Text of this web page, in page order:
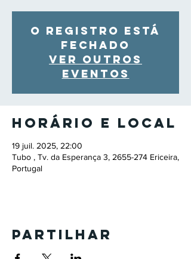
O registro está
fechado
Ver outros
eventos
Horário e local
19 juil. 2025, 22:00
Tubo , Tv. da Esperança 3, 2655-274 Ericeira,
Portugal
Partilhar